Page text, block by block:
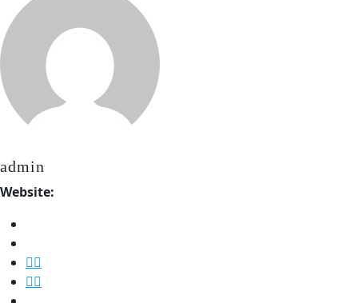
admin
Website: